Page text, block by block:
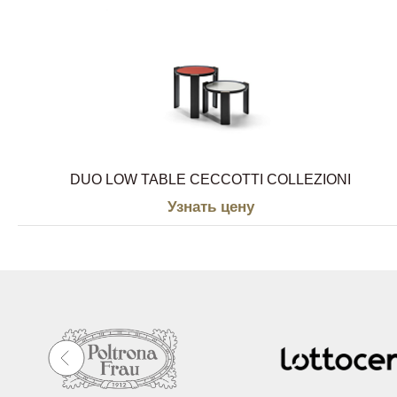
DUO LOW TABLE CECCOTTI COLLEZIONI
Узнать цену